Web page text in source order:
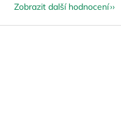
Zobrazit další hodnocení